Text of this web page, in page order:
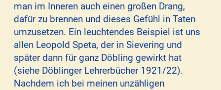
man im Inneren auch einen großen Drang,
dafür zu brennen und dieses Gefühl in Taten
umzusetzen. Ein leuchtendes Beispiel ist uns
allen Leopold Speta, der in Sievering und
später dann für ganz Döbling gewirkt hat
(siehe Döblinger Lehrerbücher 1921/22).
Nachdem ich bei meinen unzähligen